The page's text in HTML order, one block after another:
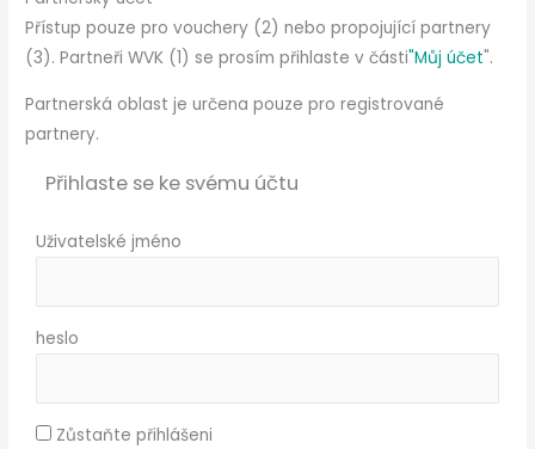
Přístup pouze pro vouchery (2) nebo propojující partnery
(3). Partneři WVK (1) se prosím přihlaste v části"Můj účet".
Partnerská oblast je určena pouze pro registrované
partnery.
Přihlaste se ke svému účtu
Uživatelské jméno
heslo
Zůstaňte přihlášeni